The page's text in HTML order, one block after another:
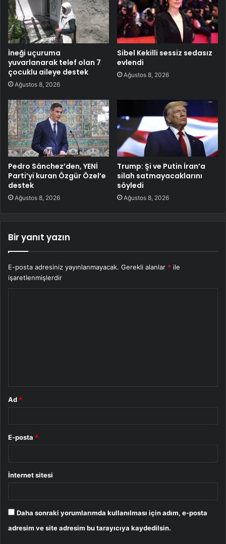
İneği uçuruma
yuvarlanarak telef olan 7
çocuklu aileye destek
Ağustos 8, 2026
Sibel Kekilli sessiz sedasız
evlendi
Ağustos 8, 2026
Pedro Sánchez’den, YENİ
Parti’yi kuran Özgür Özel’e
destek
Ağustos 8, 2026
Trump: Şi ve Putin İran’a
silah satmayacaklarını
söyledi
Ağustos 8, 2026
Bir yanıt yazın
E-posta adresiniz yayınlanmayacak. Gerekli alanlar * ile
işaretlenmişlerdir
Ad *
E-posta *
İnternet sitesi
Daha sonraki yorumlarımda kullanılması için adım, e-posta
adresim ve site adresim bu tarayıcıya kaydedilsin.